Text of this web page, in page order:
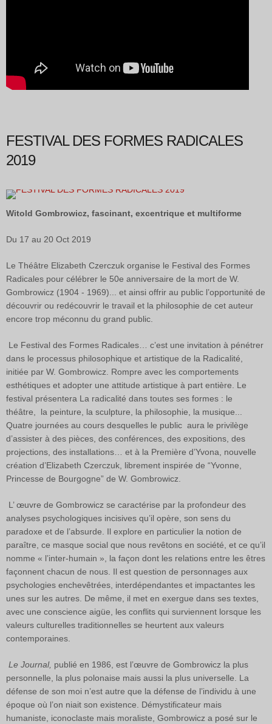
FESTIVAL DES FORMES RADICALES
2019
Witold Gombrowicz, fascinant, excentrique et multiforme
Du 17 au 20 Oct 2019
Le Théâtre Elizabeth Czerczuk organise le Festival des Formes
Radicales pour célébrer le 50e anniversaire de la mort de W.
Gombrowicz (1904 - 1969)... et ainsi offrir au public l’opportunité de
découvrir ou redécouvrir le travail et la philosophie de cet auteur
encore trop méconnu du grand public.
Le Festival des Formes Radicales… c’est une invitation à pénétrer
dans le processus philosophique et artistique de la Radicalité,
initiée par W. Gombrowicz. Rompre avec les comportements
esthétiques et adopter une attitude artistique à part entière. Le
festival présentera La radicalité dans toutes ses formes : le
théâtre, la peinture, la sculpture, la philosophie, la musique...
Quatre journées au cours desquelles le public aura le privilège
d’assister à des pièces, des conférences, des expositions, des
projections, des installations… et à la Première d’Yvona, nouvelle
création d’Elizabeth Czerczuk, librement inspirée de “Yvonne,
Princesse de Bourgogne” de W. Gombrowicz.
L’ œuvre de Gombrowicz se caractérise par la profondeur des
analyses psychologiques incisives qu’il opère, son sens du
paradoxe et de l’absurde. Il explore en par­ticulier la notion de
paraître, ce masque social que nous revêtons en société, et ce qu’il
nomme « l’inter-humain », la façon dont les relations entre les êtres
façonnent chacun de nous. Il est question de personnages aux
psychologies enchevêtrées, interdépendantes et impactantes les
unes sur les autres. De même, il met en exergue dans ses textes,
avec une conscience aigüe, les conflits qui sur­viennent lorsque les
valeurs culturelles tradition­nelles se heurtent aux valeurs
contemporaines.
Le Journal, publié en 1986, est l’œuvre de Gombrowicz la plus
personnelle, la plus polonaise mais aussi la plus universelle. La
défense de son moi n’est autre que la défense de l’individu à une
époque où l’on niait son existence. Démystificateur mais
humaniste, iconoclaste mais moraliste, Gombrowicz a posé sur le